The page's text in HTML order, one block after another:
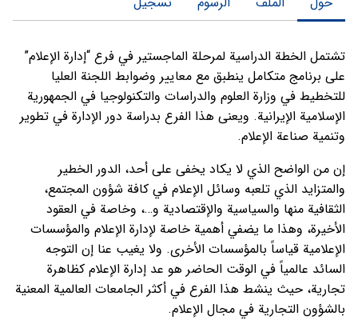
تشتمل الخطة الدراسية لمرحلة الماجستير في فرع “إدارة الإعلام”
على برنامج متكامل ينطبق مع معايير وضوابط اللجنة العليا
للتخطيط في وزارة العلوم والدراسات والتكنولوجيا في الجمهورية
الإسلامية الإيرانية. ويعنى هذا الفرع بدراسة دور الإدارة في تطوير
وتنمية صناعة الإعلام.
إن من الواضح الذي لا يكاد يخفى على أحد، الدور الخطير
والمتزايد الذي تلعبه وسائل الإعلام في كافة شؤون المجتمع،
الثقافية منها والسياسية والإقتصادية و…، وخاصة في العقود
الأخيرة، وهذا ما يضفي أهمية خاصة لإدارة الإعلام والمؤسسات
الإعلامية قياساً بالمؤسسات الأخرى. ولا يغيب عنا إن التوجه
السائد عالمياً في الوقت الحاضر هو عد إدارة الإعلام كظاهرة
تجارية، حيث ينشط هذا الفرع في أكثر الجامعات العالمية المعنية
بالشؤون التجارية في مجال الإعلام.